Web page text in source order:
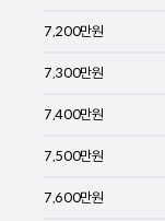
7,200만원
7,300만원
7,400만원
7,500만원
7,600만원